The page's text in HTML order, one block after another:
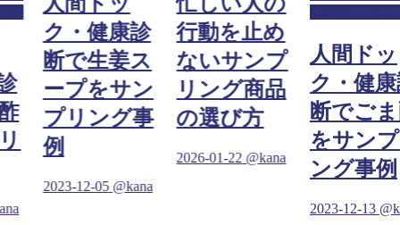
ク・健康診
断で生姜ス
ープをサン
プリング事
例
2023-12-05 @kana
行動を止め
ないサンプ
リング商品
の選び方
2026-01-22 @kana
人間ドッ
ク・健
断でご
をサン
ング事例
2023-12-13